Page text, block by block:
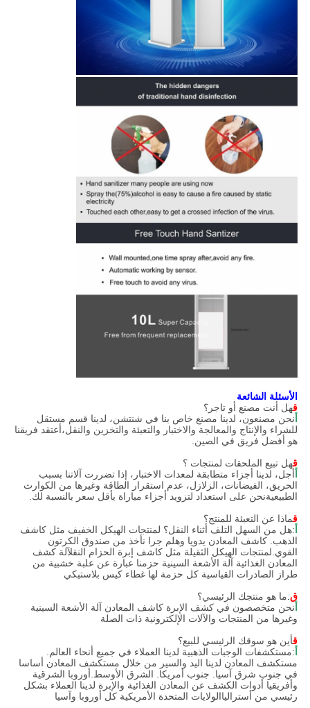
الأسئلة الشائعة
قهل أنت مصنع أو تاجر؟
أنحن مصنعون، لدينا مصنع خاص بنا في شنتشن، لدينا قسم مستقل
للشراء والإنتاج والمعالجة والاختبار والتعبئة والتخزين والنقل،أعتقد فريقنا
هو أفضل فريق في الصين.
قهل تبيع الملحقات لمنتجات ؟
أأجل، لدينا أجزاء متطابقة لمعدات الاختبار، إذا تضررت آلاتنا بسبب
الحريق، الفيضانات، الزلازل، عدم استقرار الطاقة وغيرها من الكوارث
الطبيعيةنحن على استعداد لتزويد أجزاء مباراة بأقل سعر بالنسبة لك.
قماذا عن التعبئة للمنتج؟
أ:هل من السهل التلف أثناء النقل؟ لمنتجات الهيكل الخفيف مثل كاشف
الذهب. كاشف المعادن يدويا وهلم جرا نأخذ من صندوق الكرتون
القوي.لمنتجات الهيكل الثقيلة مثل كاشف إبرة الحزام النقلآلة كشف
المعادن الغذائية آلة الأشعة السينية حزمنا عبارة عن علبة خشبية من
طراز الصادرات القياسية كل حزمة لها غطاء كيس بلاستيكي
ق. ما هو منتجك الرئيسي؟
أنحن متخصصون في كشف الإبرة كاشف المعادن آلة الأشعة السينية
وغيرها من المنتجات والآلات الإلكترونية ذات الصلة
قأين هو سوقك الرئيسي للبيع؟
أ:مستكشفات الوجبات الذهبية لدينا العملاء في جميع أنحاء العالم.
مستكشف المعادن لدينا اليد والسير من خلال مستكشف المعادن أساسا
في جنوب شرق آسيا. جنوب أمريكا. الشرق الأوسط.أوروبا الشرقية
وأفريقيا أدوات الكشف عن المعادن الغذائية والإبرة لدينا العملاء بشكل
رئيسي من أسترالياالولايات المتحدة الأمريكية كل أوروبا وآسيا